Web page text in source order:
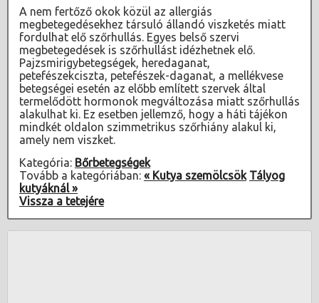
A nem fertőző okok közül az allergiás
megbetegedésekhez társuló állandó viszketés miatt
fordulhat elő szőrhullás. Egyes belső szervi
megbetegedések is szőrhullást idézhetnek elő.
Pajzsmirigybetegségek, heredaganat,
petefészekciszta, petefészek-daganat, a mellékvese
betegségei esetén az előbb említett szervek által
termelődött hormonok megváltozása miatt szőrhullás
alakulhat ki. Ez esetben jellemző, hogy a háti tájékon
mindkét oldalon szimmetrikus szőrhiány alakul ki,
amely nem viszket.
Kategória: Bőrbetegségek
Tovább a kategóriában: « Kutya szemölcsök Tályog
kutyáknál »
Vissza a tetejére